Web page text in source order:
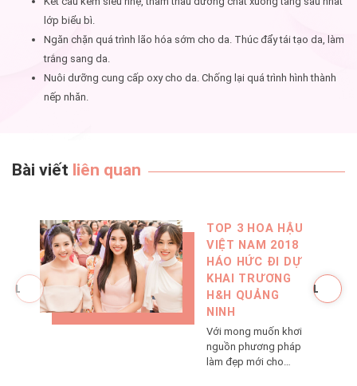
lớp biểu bì.
Ngăn chặn quá trình lão hóa sớm cho da. Thúc đẩy tái tạo da, làm
trắng sang da.
Nuôi dưỡng cung cấp oxy cho da. Chống lại quá trình hình thành
nếp nhăn.
Bài viết liên quan
TOP 3 HOA HẬU
VIỆT NAM 2018
HÁO HỨC ĐI DỰ
KHAI TRƯƠNG
H&H QUẢNG
NINH
Với mong muốn khơi
nguồn phương pháp
làm đẹp mới cho